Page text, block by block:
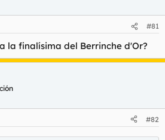
#81
la finalísima del Berrinche d'Or?
#82